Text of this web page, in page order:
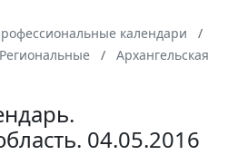
календари
Региональные
Архангельская
04.05.2016